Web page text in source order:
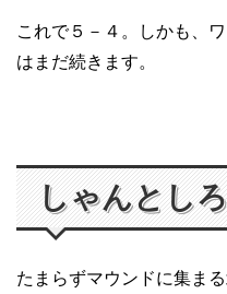
これで５－４。しかも、
はまだ続きます。
しゃんとし
たまらずマウンドに集まる